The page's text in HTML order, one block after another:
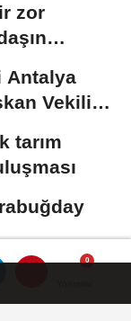
zor
Antalya
Vekili
tarım